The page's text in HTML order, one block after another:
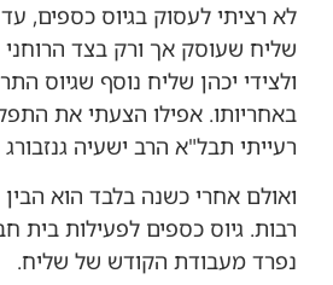
לא רציתי לעסוק בגיוס כספים,
שליח שעוסק אך ורק בצד
ולצידי יכהן שליח נוסף שגיוס
באחריותו. אפילו הצעתי את
רעייתי תבל"א הרב ישעיה
ואולם אחרי כשנה בלבד הוא
רבות. גיוס כספים לפעילות בית
נפרד מעבודת הקודש של שליח.